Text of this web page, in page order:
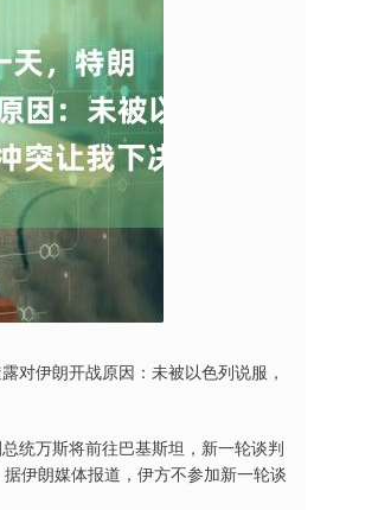
对伊朗开战原因：未被以色列说服，
统万斯将前往巴基斯坦，新一轮谈判
伊朗媒体报道，伊方不参加新一轮谈